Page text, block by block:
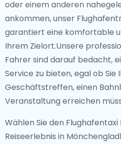
oder einem anderen
ankommen, unser
garantiert eine komfortable
Ihrem Zielort.Unsere
Fahrer sind darauf bedacht,
Service zu bieten, egal ob Sie
Geschäftstreffen, einen
Veranstaltung erreichen
Wählen Sie den
Reiseerlebnis in